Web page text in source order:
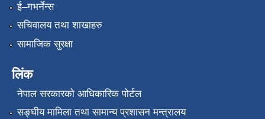
ई–गभर्नेन्स
सचिवालय तथा शाखाहरु
सामाजिक सुरक्षा
लिंक
नेपाल सरकारको आधिकारिक पोर्टल
सङ्‍घीय मामिला तथा सामान्य प्रशासन मन्त्रालय